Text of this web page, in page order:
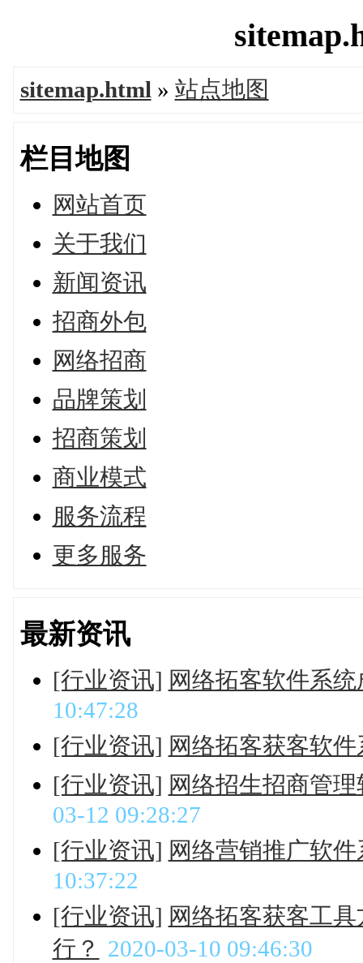
sitemap.html » 站点地图
栏目地图
网站首页
关于我们
新闻资讯
招商外包
网络招商
品牌策划
招商策划
商业模式
服务流程
更多服务
最新资讯
[行业资讯] 网络拓客软件系
10:47:28
[行业资讯] 网络拓客获客软
[行业资讯] 网络招生招商管
03-12 09:28:27
[行业资讯] 网络营销推广软
10:37:22
[行业资讯] 网络拓客获客工
行？ 2020-03-10 09:46:30